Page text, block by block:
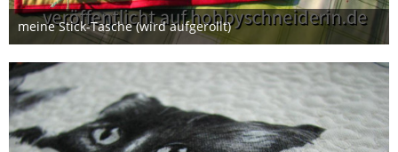
meine Stick-Tasche (wird aufgerollt)
7. Februar 2015